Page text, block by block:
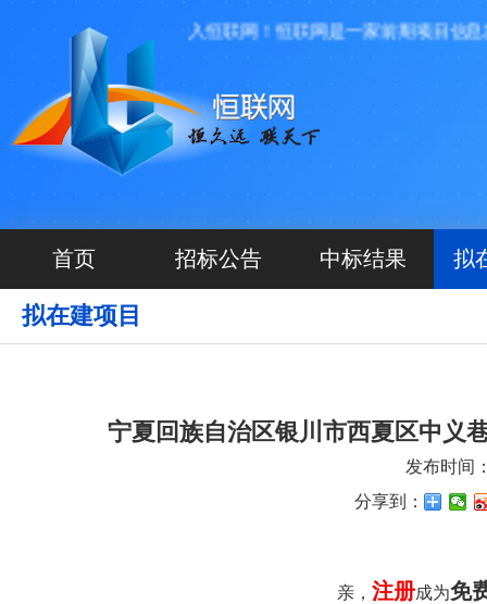
欢迎进入恒联网！恒联网是一家前期项目信息
首页 招标公告 中标结果 拟
拟在建项目
宁夏回族自治区银川市西夏区中义
发布时间
分享到：
亲， 注册成为免